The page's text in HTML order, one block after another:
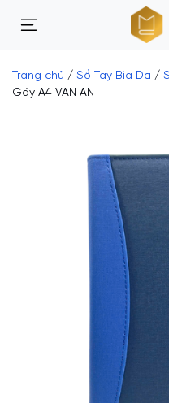
Trang chủ / Sổ Tay Bìa Da /
Gáy A4 VAN AN